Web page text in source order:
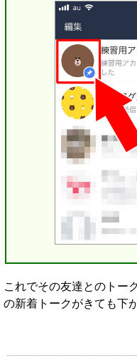
これでその友達とのトー
の新着トークがきても下